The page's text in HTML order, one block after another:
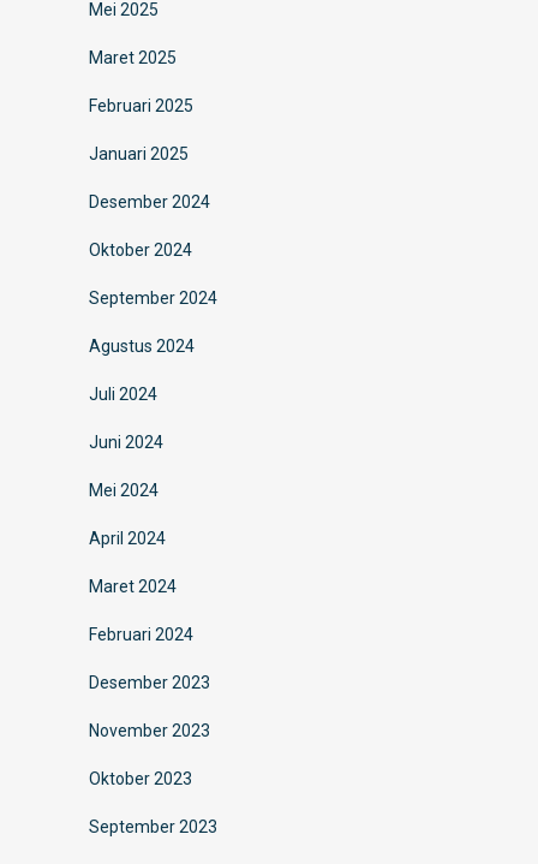
Mei 2025
Maret 2025
Februari 2025
Januari 2025
Desember 2024
Oktober 2024
September 2024
Agustus 2024
Juli 2024
Juni 2024
Mei 2024
April 2024
Maret 2024
Februari 2024
Desember 2023
November 2023
Oktober 2023
September 2023